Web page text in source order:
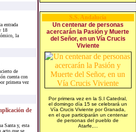
entrada
18
la
de
cuenta con
primera vez
de
Santa y, esta
acto que se
S.S. Andalucía
Un centenar de personas
acercarán la Pasión y Muerte
del Señor, en un Vía Crucis
Viviente
Por primera vez en la S.I Catedral,
el domingo día 15 se celebrará un
Vía Crucis Viviente por Granada,
en el que participarán un centenar
de personas del pueblo de
Atarfe,...